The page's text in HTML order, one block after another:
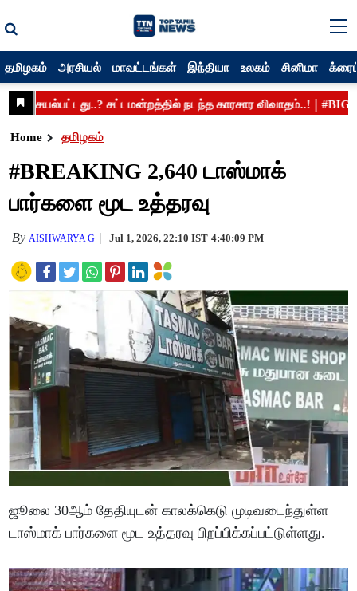
தமிழகம் அரசியல் மாவட்டங்கள் இந்தியா உலகம் சினிமா
Home தமிழகம்
#BREAKING 2,640 டாஸ்மாக்
பார்களை மூட உத்தரவு
By AISHWARYA G Jul 1, 2026, 22:10 IST 4:40:09 PM
ஜூலை 30ஆம் தேதியுடன் காலக்கெடு முடிவடைந்துள்ள
டாஸ்மாக் பார்களை மூட உத்தரவு பிறப்பிக்கப்பட்டுள்ளது.